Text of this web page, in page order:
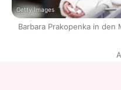
Getty Images
Barbara Prakopenka in den